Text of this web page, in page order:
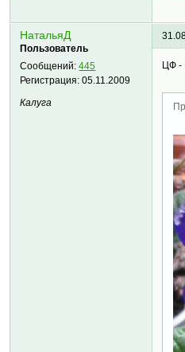
НатальяД
Пользователь
Сообщений:445
Регистрация:05.11.2009
Калуга
ЦФ -